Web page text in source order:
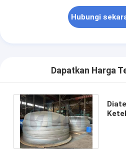
Hubungi
Dapatkan Harga